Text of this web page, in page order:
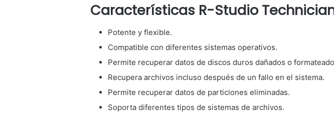
Características R-Studio
Potente y flexible.
Compatible con diferentes sistemas operativos.
Permite recuperar datos de discos duros dañados o
Recupera archivos incluso después de un fallo en el sistema.
Permite recuperar datos de particiones eliminadas.
Soporta diferentes tipos de sistemas de archivos.